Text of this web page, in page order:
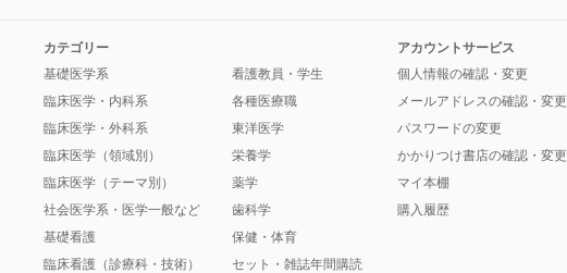
カテゴリー
基礎医学系
臨床医学・内科系
臨床医学・外科系
臨床医学（領域別）
臨床医学（テーマ別）
社会医学系・医学一般など
基礎看護
臨床看護（診療科・技術）
看護教員・学生
各種医療職
東洋医学
栄養学
薬学
歯科学
保健・体育
セット・雑誌年間購読
アカウントサービス
個人情報の確認・変更
メールアドレスの確認・変更
パスワードの変更
かかりつけ書店の確認・変更
マイ本棚
購入履歴